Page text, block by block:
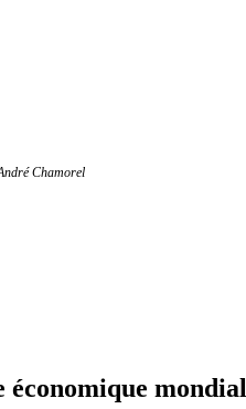
Chamorel
économique mondial